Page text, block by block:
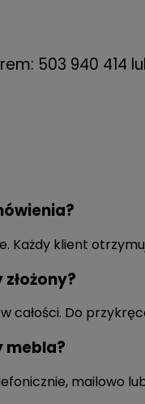
503 940 414
klient
całości. Do
mebla?
mailowo